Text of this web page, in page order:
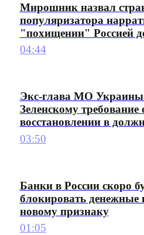
Мирошник назвал
популяризатора
"похищении" Россией
04:44
Экс-глава МО
Зеленскому требование
восстановлении в
03:50
Банки в России скоро
блокировать денежные
новому признаку
01:05